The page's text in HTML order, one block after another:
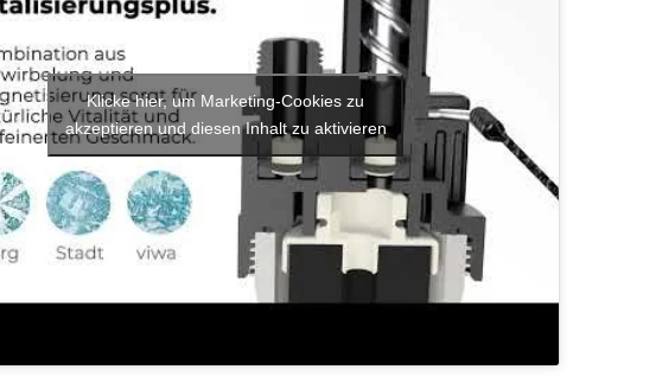
Klicke hier, um Marketing-Cookies zu
akzeptieren und diesen Inhalt zu aktivieren